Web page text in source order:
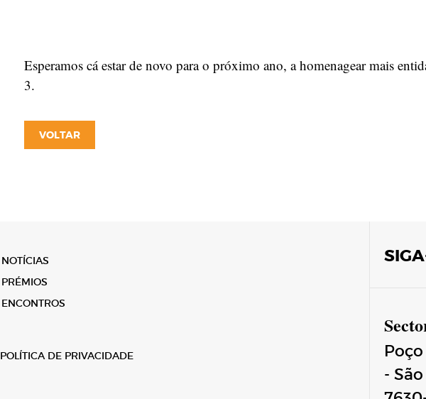
Esperamos cá estar de novo para o próximo ano, a homenagear mais
3.
VOLTAR
NOTÍCIAS
PRÉMIOS
ENCONTROS
POLÍTICA DE PRIVACIDADE
-